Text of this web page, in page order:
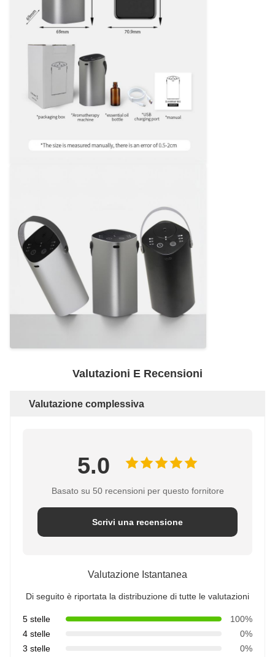
Valutazioni E Recensioni
Valutazione complessiva
5.0
Basato su 50 recensioni per questo fornitore
Scrivi una recensione
Valutazione Istantanea
Di seguito è riportata la distribuzione di tutte le valutazioni
5 stelle
100%
4 stelle
0%
3 stelle
0%